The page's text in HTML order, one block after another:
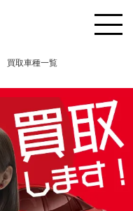
買取車種一覧